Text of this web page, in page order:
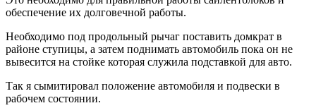
обеспечение их долговечной работы.
Необходимо под продольный рычаг поставить домкрат в
районе ступицы, а затем поднимать автомобиль пока он не
вывесится на стойке которая служила подставкой для авто.
Так я сымитировал положение автомобиля и подвески в
рабочем состоянии.